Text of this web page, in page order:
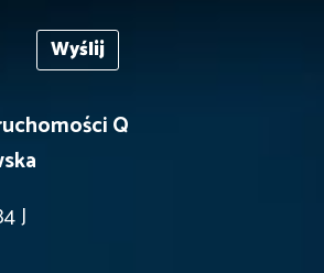
Q
J